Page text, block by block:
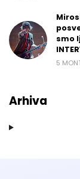
smo
5
Arhiva